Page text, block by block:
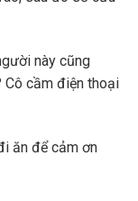
này cũng
Cô cầm điện thoại
ăn để cảm ơn